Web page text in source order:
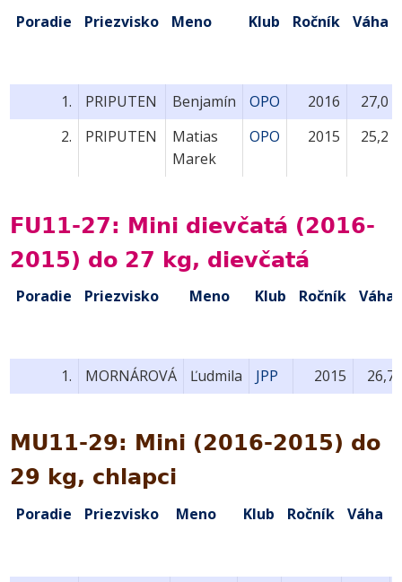
Poradie Priezvisko Meno Klub Ročník Váha
1.
PRIPUTEN Benjamín OPO 2016
27,0
2.
PRIPUTEN
Matias
Marek
OPO 2015 25,2
FU11-27: Mini dievčatá (2016-
2015) do 27 kg, dievčatá
Poradie Priezvisko Meno Klub Ročník Váha
1. MORNÁROVÁ Ľudmila JPP 2015 26,7
MU11-29: Mini (2016-2015) do
29 kg, chlapci
Poradie Priezvisko Meno Klub Ročník Váha